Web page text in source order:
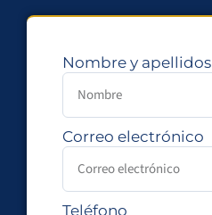
Nombre y apellidos
Correo electrónico
Teléfono